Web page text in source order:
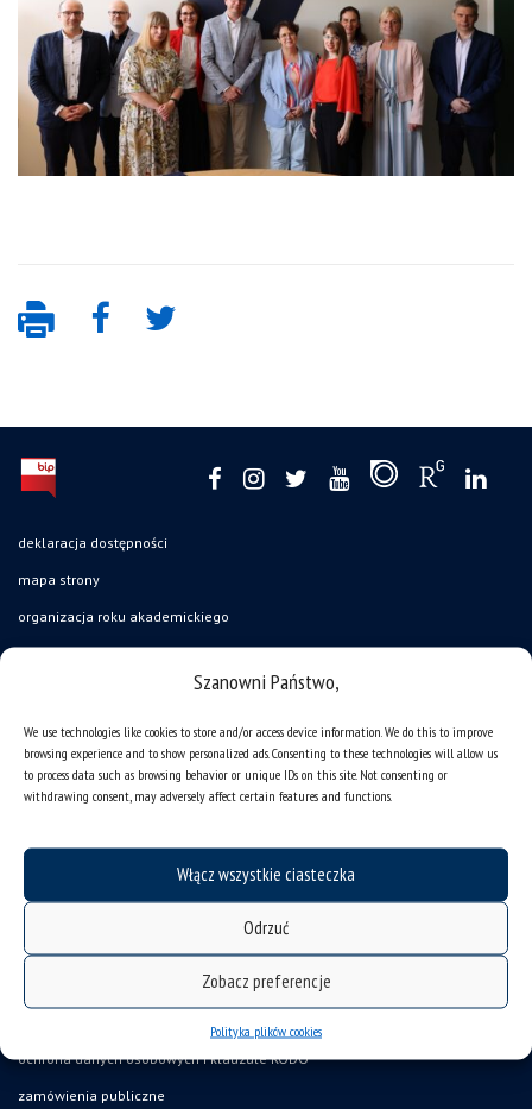
Szanowni Państwo,
We use technologies like cookies to store and/or access device information. We do this to improve
browsing experience and to show personalized ads. Consenting to these technologies will allow us
to process data such as browsing behavior or unique IDs on this site. Not consenting or
withdrawing consent, may adversely affect certain features and functions.
Włącz wszystkie ciasteczka
Odrzuć
Zobacz preferencje
Polityka plików cookies
deklaracja dostępności
mapa strony
organizacja roku akademickiego
USOSweb
ogłoszenia
oferty pracy
jak pracujemy?
Wirtualny UŚ
akty prawne UŚ
ochrona danych osobowych i klauzule RODO
zamówienia publiczne